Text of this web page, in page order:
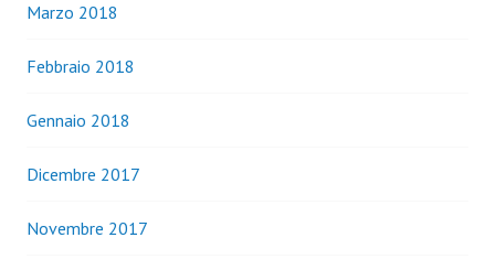
Marzo 2018
Febbraio 2018
Gennaio 2018
Dicembre 2017
Novembre 2017